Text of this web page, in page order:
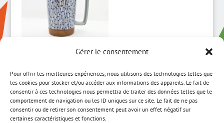
Gérer le consentement
Pour offrir les meilleures expériences, nous utilisons des technologies telles que
les cookies pour stocker et/ou accéder aux informations des appareils. Le fait de
consentir à ces technologies nous permettra de traiter des données telles que le
comportement de navigation ou les ID uniques sur ce site. Le fait de ne pas
consentir ou de retirer son consentement peut avoir un effet négatif sur
certaines caractéristiques et fonctions.
Grand mug
japonais motif
perles et fil
bleu